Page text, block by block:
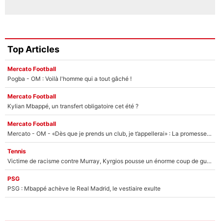
Top Articles
Mercato Football
Pogba - OM : Voilà l'homme qui a tout gâché !
Mercato Football
Kylian Mbappé, un transfert obligatoire cet été ?
Mercato Football
Mercato - OM - «Dès que je prends un club, je t’appellerai» : La promesse de Marcelino au moment de claquer la porte
Tennis
Victime de racisme contre Murray, Kyrgios pousse un énorme coup de gueule !
PSG
PSG : Mbappé achève le Real Madrid, le vestiaire exulte